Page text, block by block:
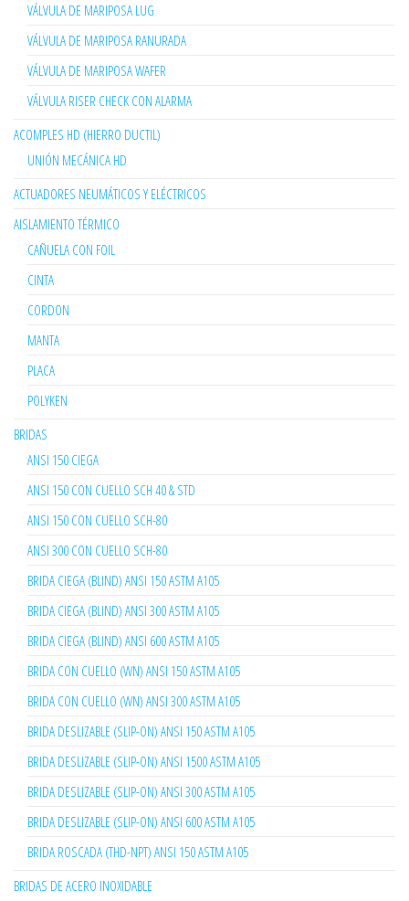
VÁLVULA DE MARIPOSA LUG
VÁLVULA DE MARIPOSA RANURADA
VÁLVULA DE MARIPOSA WAFER
VÁLVULA RISER CHECK CON ALARMA
ACOMPLES HD (HIERRO DUCTIL)
UNIÓN MECÁNICA HD
ACTUADORES NEUMÁTICOS Y ELÉCTRICOS
AISLAMIENTO TÉRMICO
CAÑUELA CON FOIL
CINTA
CORDON
MANTA
PLACA
POLYKEN
BRIDAS
ANSI 150 CIEGA
ANSI 150 CON CUELLO SCH 40 & STD
ANSI 150 CON CUELLO SCH-80
ANSI 300 CON CUELLO SCH-80
BRIDA CIEGA (BLIND) ANSI 150 ASTM A105
BRIDA CIEGA (BLIND) ANSI 300 ASTM A105
BRIDA CIEGA (BLIND) ANSI 600 ASTM A105
BRIDA CON CUELLO (WN) ANSI 150 ASTM A105
BRIDA CON CUELLO (WN) ANSI 300 ASTM A105
BRIDA DESLIZABLE (SLIP-ON) ANSI 150 ASTM A105
BRIDA DESLIZABLE (SLIP-ON) ANSI 1500 ASTM A105
BRIDA DESLIZABLE (SLIP-ON) ANSI 300 ASTM A105
BRIDA DESLIZABLE (SLIP-ON) ANSI 600 ASTM A105
BRIDA ROSCADA (THD-NPT) ANSI 150 ASTM A105
BRIDAS DE ACERO INOXIDABLE